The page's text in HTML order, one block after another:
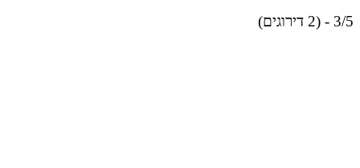
3/5 - (2 דירוגים)